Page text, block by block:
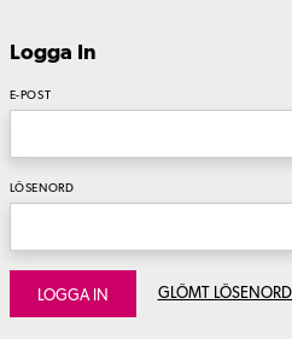
Logga In
E-POST
LÖSENORD
LOGGA IN GLÖMT